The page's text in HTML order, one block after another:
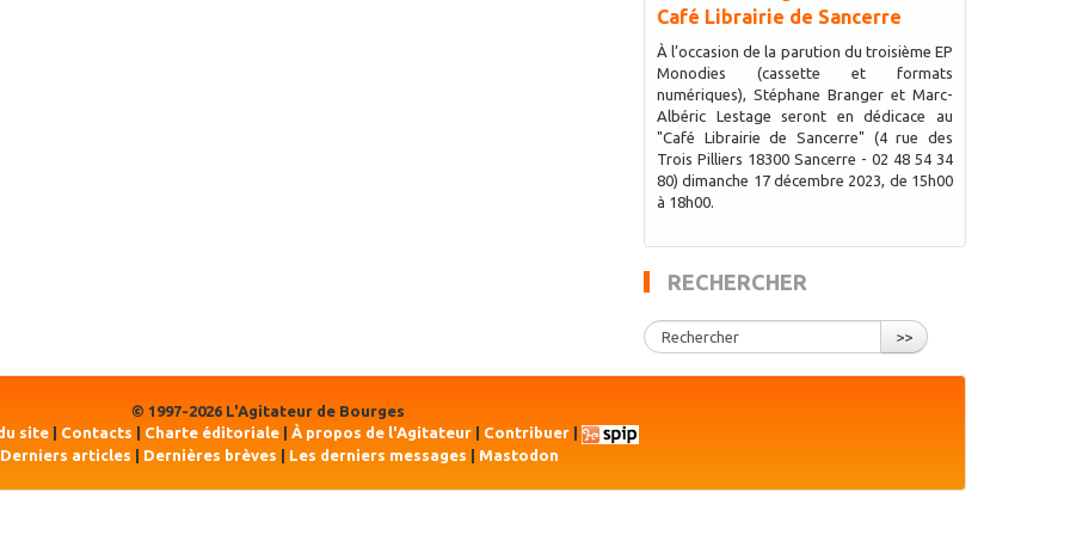
Café Librairie de Sancerre
À l’occasion de la parution du troisième EP
Monodies (cassette et formats
numériques), Stéphane Branger et Marc-
Albéric Lestage seront en dédicace au
"Café Librairie de Sancerre" (4 rue des
Trois Pilliers 18300 Sancerre - 02 48 54 34
80) dimanche 17 décembre 2023, de 15h00
à 18h00.
RECHERCHER
>>
© 1997-2026 L'Agitateur de Bourges
site Contacts Charte éditoriale À propos de l'Agitateur Contribuer
Derniers articles | Dernières brèves | Les derniers messages | Mastodon